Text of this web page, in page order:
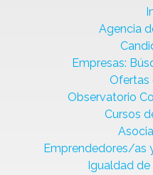
Agencia
Empresas:
Ofertas
Observatorio
Cursos
Emprendedores/as
Igualdad